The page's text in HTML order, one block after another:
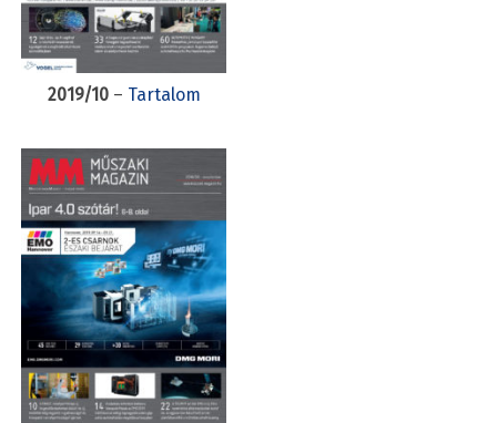
2019/10– Tartalom